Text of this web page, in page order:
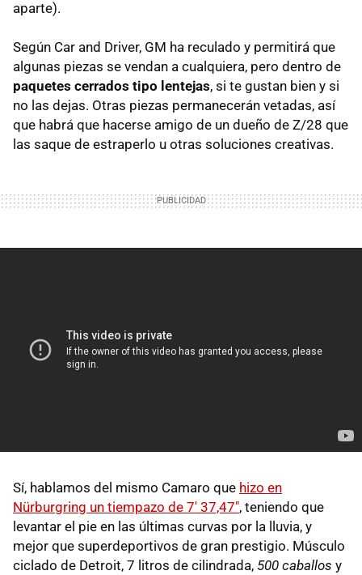
aparte).
Según Car and Driver, GM ha reculado y permitirá que
algunas piezas se vendan a cualquiera, pero dentro de
paquetes cerrados tipo lentejas, si te gustan bien y si
no las dejas. Otras piezas permanecerán vetadas, así
que habrá que hacerse amigo de un dueño de Z/28 que
las saque de estraperlo u otras soluciones creativas.
Sí, hablamos del mismo Camaro que hizo en
Nürburgring un tiempazo de 7' 37,47", teniendo que
levantar el pie en las últimas curvas por la lluvia, y
mejor que superdeportivos de gran prestigio. Músculo
ciclado de Detroit, 7 litros de cilindrada, 500 caballos y